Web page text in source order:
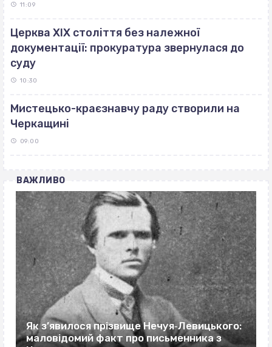
11:09
Церква ХІХ століття без належної
документації: прокуратура звернулася до
суду
10:30
Мистецько-краєзнавчу раду створили на
Черкащині
09:00
ВАЖЛИВО
Як з’явилося прізвище Нечуя‐Левицького:
маловідомий факт про письменника з